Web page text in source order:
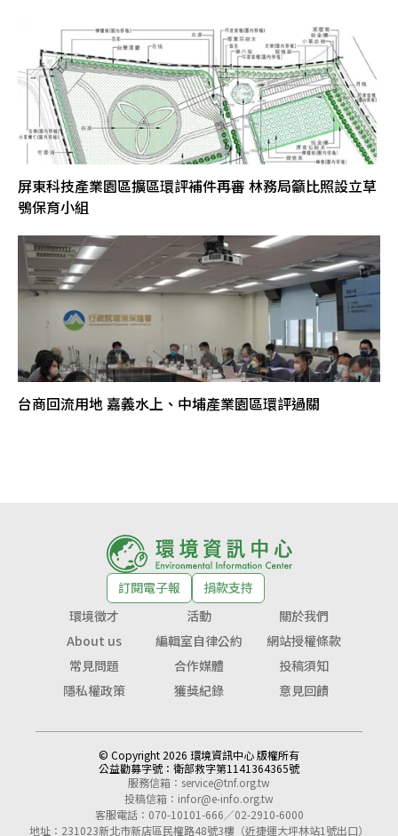
屏東科技產業園區擴區環評補件再審 林務局籲比照設立草
鴞保育小組
台商回流用地 嘉義水上、中埔產業園區環評過關
訂閱電子報
捐款支持
環境徵才
活動
關於我們
About us
編輯室自律公約
網站授權條款
常見問題
合作媒體
投稿須知
隱私權政策
獲獎紀錄 意見回饋
© Copyright 2026 環境資訊中心 版權所有
公益勸募字號： 衛部救字第1141364365號
服務信箱： service@tnf.org.tw
投稿信箱： infor@e-info.org.tw
客服電話：070-10101-666／02-2910-6000
地址：231023新北市新店區民權路48號3樓（近捷運大坪林站1號出口）